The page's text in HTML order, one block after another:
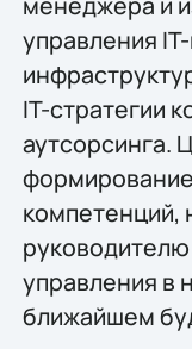
управления
IT-стратегии
аутсорсинга.
компетенций,
управления в
ближайшем